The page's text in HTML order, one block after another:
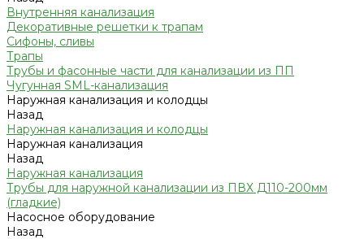
Внутренняя канализация
Декоративные решетки к трапам
Сифоны, сливы
Трапы
Трубы и фасонные части для канализации из ПП
Чугунная SML-канализация
Наружная канализация и колодцы
Назад
Наружная канализация и колодцы
Наружная канализация
Назад
Наружная канализация
Трубы для наружной канализации из ПВХ Д110-200мм
(гладкие)
Насосное оборудование
Назад